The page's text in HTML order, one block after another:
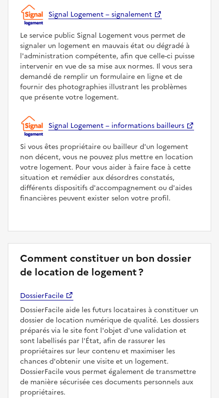
Signal Logement – signalement
Le service public Signal Logement vous permet de
signaler un logement en mauvais état ou dégradé à
l'administration compétente, afin que celle-ci puisse
intervenir en vue de sa mise aux normes. Il vous sera
demandé de remplir un formulaire en ligne et de
fournir des photographies illustrant les problèmes
que présente votre logement.
Signal Logement – informations bailleurs
Si vous êtes propriétaire ou bailleur d'un logement
non décent, vous ne pouvez plus mettre en location
votre logement. Pour vous aider à faire face à cette
situation et remédier aux désordres constatés,
différents dispositifs d'accompagnement ou d'aides
financières peuvent exister selon votre profil.
Comment constituer un bon dossier
de location de logement ?
DossierFacile
DossierFacile aide les futurs locataires à constituer un
dossier de location numérique de qualité. Les dossiers
préparés via le site font l'objet d'une validation et
sont labellisés par l'État, afin de rassurer les
propriétaires sur leur contenu et maximiser les
chances d'obtenir une visite et un logement.
DossierFacile vous permet également de transmettre
de manière sécurisée ces documents personnels aux
propriétaires.